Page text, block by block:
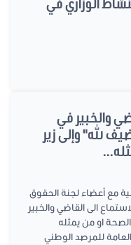
والخبير في
الله" وإلى زير
مع أعضاء لجنة الحقوق
الى القاضي والخبير
او من يمثله
للمرصد الوطني